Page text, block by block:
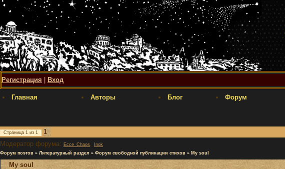
Регистрация Вход
Главная Авторы Блог Форум
Страница 1 из 1
1
Модератор форума: Ecce_Chaos ,
Inok
Форум поэтов » Литературный раздел » Форум свободной публикации стихов » My soul
My soul